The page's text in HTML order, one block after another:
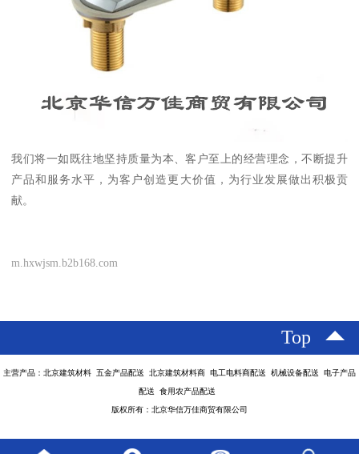
我们将一如既往地坚持质量为本、客户至上的经营理念，不断提升
产品和服务水平，为客户创造更大价值，为行业发展做出积极贡
献。
m.hxwjsm.b2b168.com
Top
主营产品：北京建筑材料 五金产品配送 北京建筑材料商 电工电料商配送 机械设备配送 电子产品
配送 食用农产品配送
版权所有：北京华信万佳商贸有限公司